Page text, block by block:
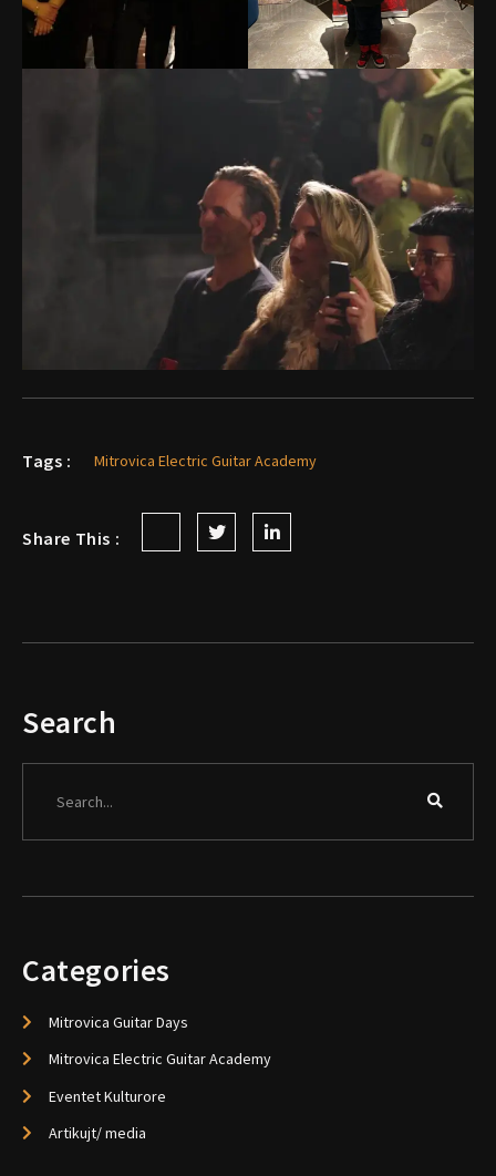
Search
Categories
Mitrovica Guitar Days
Mitrovica Electric Guitar Academy
Eventet Kulturore
Artikujt/ media
Tags : Mitrovica Electric Guitar Academy
Share This :